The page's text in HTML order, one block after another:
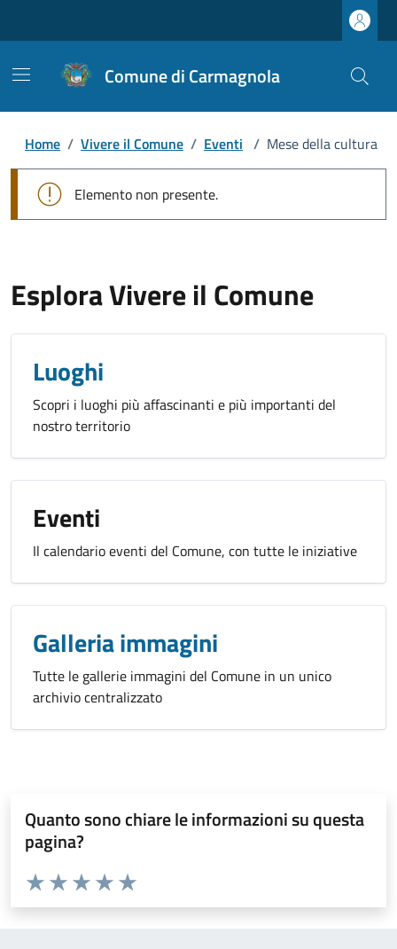
Comune di Carmagnola
Home / Vivere il Comune / Eventi / Mese della cultura
Elemento non presente.
Esplora Vivere il Comune
Luoghi
Scopri i luoghi più affascinanti e più importanti del
nostro territorio
Eventi
Il calendario eventi del Comune, con tutte le iniziative
Galleria immagini
Tutte le gallerie immagini del Comune in un unico
archivio centralizzato
Quanto sono chiare le informazioni su questa
pagina?
Valuta da 1 a 5 stelle la pagina
Valuta 5 stelle su 5
Valuta 4 stelle su 5
Valuta 3 stelle su 5
Valuta 2 stelle su 5
Valuta 1 stelle su 5